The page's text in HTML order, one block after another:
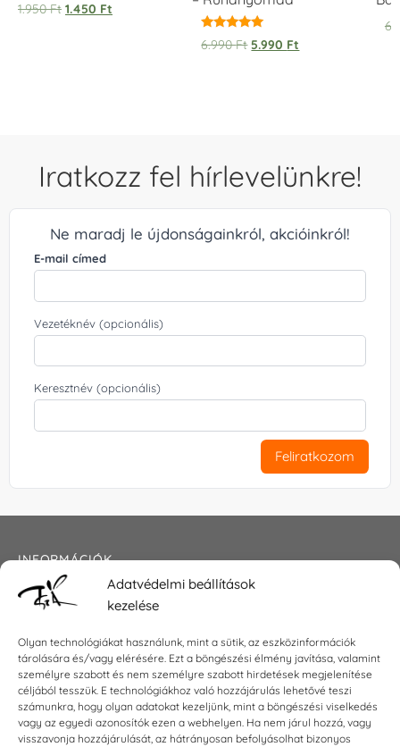
Adatvédelmi beállítások
kezelése
Olyan technológiákat használunk, mint a sütik, az eszközinformációk
tárolására és/vagy elérésére. Ezt a böngészési élmény javítása, valamint
személyre szabott és nem személyre szabott hirdetések megjelenítése
céljából tesszük. E technológiákhoz való hozzájárulás lehetővé teszi
számunkra, hogy olyan adatokat kezeljünk, mint a böngészési viselkedés
vagy az egyedi azonosítók ezen a webhelyen. Ha nem járul hozzá, vagy
visszavonja hozzájárulását, az hátrányosan befolyásolhat bizonyos
1.950Ft 1.450 Ft
Értékelés:
5.00
6.990Ft 5.990 Ft
Iratkozz fel hírlevelünkre!
Ne maradj le újdonságainkról, akcióinkról!
E-mail címed
Vezetéknév (opcionális)
Keresztnév (opcionális)
Feliratkozom
INFORMÁCIÓK
Általános szerződési feltételek
Impresszum
KAPCSOLAT